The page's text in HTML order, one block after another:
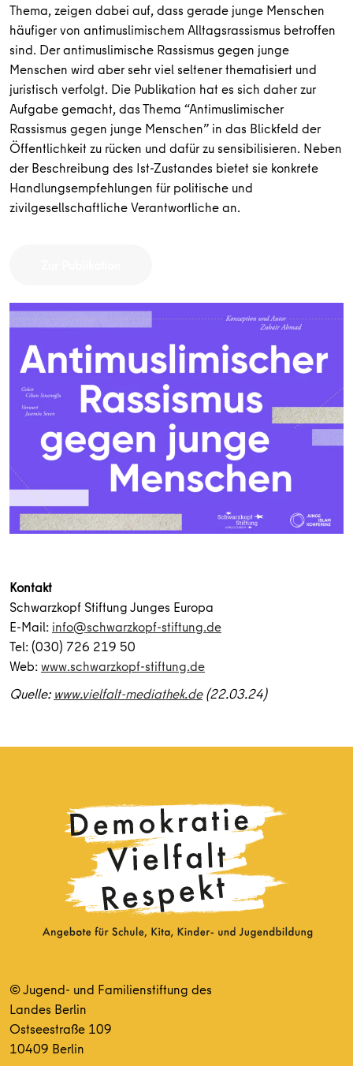
Thema, zeigen dabei auf, dass gerade junge Menschen
häufiger von antimuslimischem Alltagsrassismus betroffen
sind. Der antimuslimische Rassismus gegen junge
Menschen wird aber sehr viel seltener thematisiert und
juristisch verfolgt. Die Publikation hat es sich daher zur
Aufgabe gemacht, das Thema “Antimuslimischer
Rassismus gegen junge Menschen” in das Blickfeld der
Öffentlichkeit zu rücken und dafür zu sensibilisieren. Neben
der Beschreibung des Ist-Zustandes bietet sie konkrete
Handlungsempfehlungen für politische und
zivilgesellschaftliche Verantwortliche an.
Kontakt
Schwarzkopf Stiftung Junges Europa
E-Mail: info@schwarzkopf-stiftung.de
Tel: (030) 726 219 50
Web:www.schwarzkopf-stiftung.de
Quelle: www.vielfalt-mediathek.de(22.03.24)
© Jugend- und Familienstiftung des
Landes Berlin
Ostseestraße 109
10409 Berlin